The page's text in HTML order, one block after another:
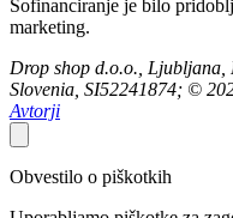
Sofinanciranje je bilo
marketing.
Drop shop d.o.o.,
Slovenia, SI52241874; ©
Avtorji